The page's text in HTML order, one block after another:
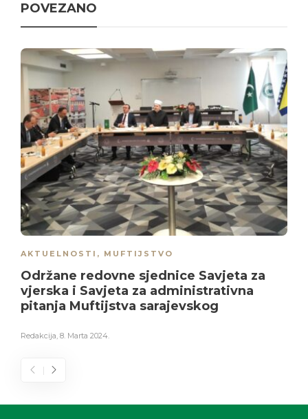
POVEZANO
AKTUELNOSTI , MUFTIJSTVO
Održane redovne sjednice Savjeta za
vjerska i Savjeta za administrativna
pitanja Muftijstva sarajevskog
Redakcija, 8. Marta 2024.